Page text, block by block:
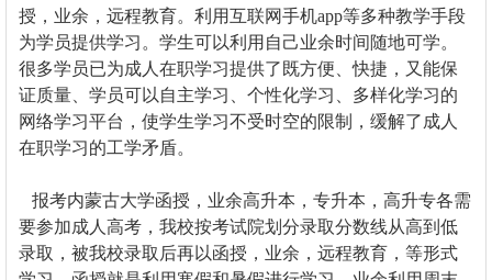
授，业余，远程教育。利用互联网手机app等多种教学手段
为学员提供学习。学生可以利用自己业余时间随地可学。
很多学员已为成人在职学习提供了既方便、快捷，又能保
证质量、学员可以自主学习、个性化学习、多样化学习的
网络学习平台，使学生学习不受时空的限制，缓解了成人
在职学习的工学矛盾。
报考内蒙古大学函授，业余高升本，专升本，高升专各需
要参加成人高考，我校按考试院划分录取分数线从高到低
录取，被我校录取后再以函授，业余，远程教育，等形式